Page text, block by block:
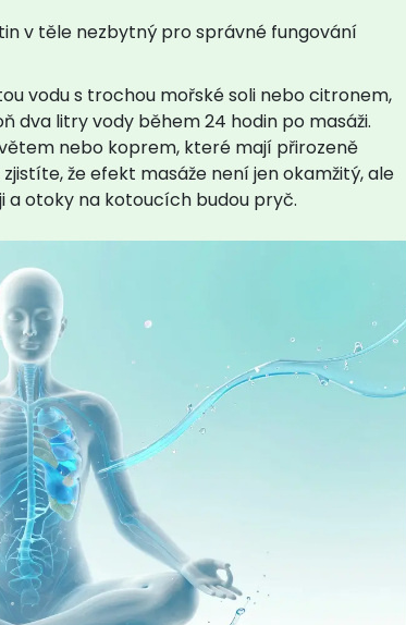
v těle nezbytný pro správné fungování
vodu s trochou mořské soli nebo citronem,
dva litry vody během 24 hodin po masáži.
nebo koprem, které mají přirozeně
že efekt masáže není jen okamžitý, ale
a otoky na kotoucích budou pryč.